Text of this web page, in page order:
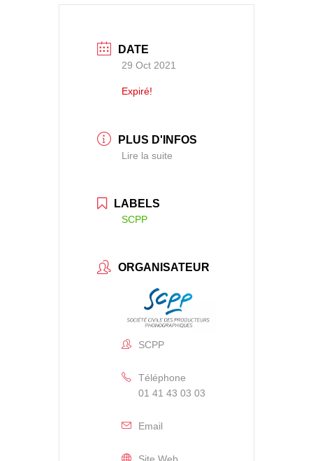
DATE
29 Oct 2021
Expiré!
PLUS D'INFOS
Lire la suite
LABELS
SCPP
ORGANISATEUR
SCPP
Téléphone
01 41 43 03 03
Email